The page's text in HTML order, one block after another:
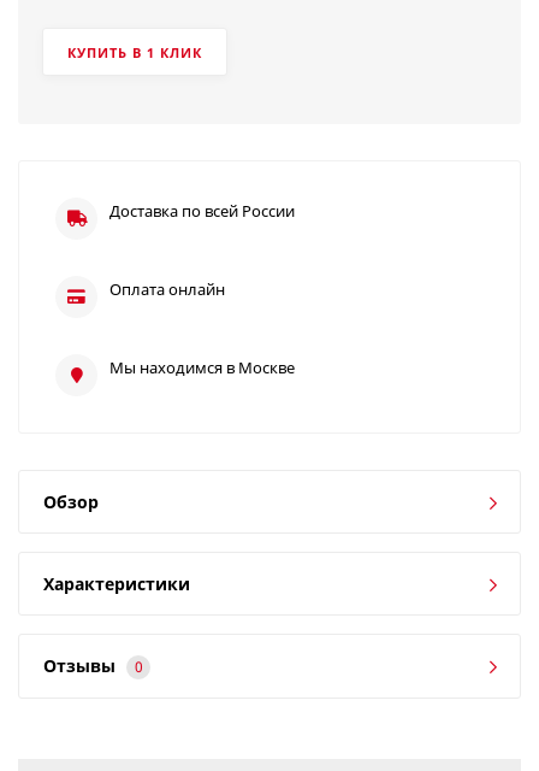
КУПИТЬ В 1 КЛИК
Доставка по всей России
Оплата онлайн
Мы находимся в Москве
Обзор
Характеристики
Отзывы 0